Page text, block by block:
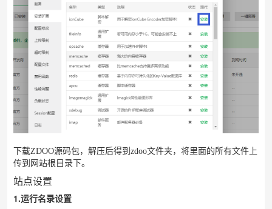
下载ZDOO源码包，解压后得到zdoo文件夹，将里面的所有文件上
传到网站根目录下。
站点设置
1.运行名录设置